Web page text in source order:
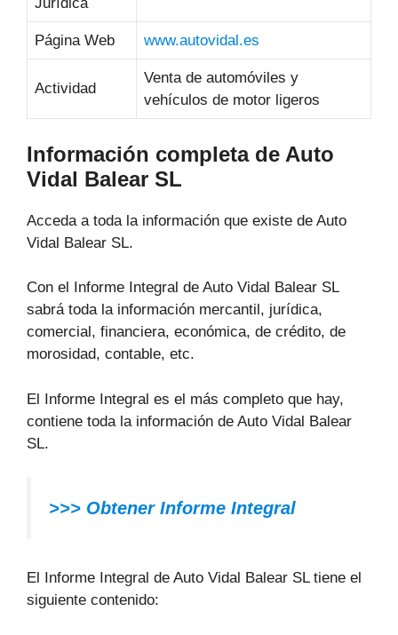
Página Web www.autovidal.es
Actividad
Venta de automóviles y
vehículos de motor ligeros
Información completa de Auto
Vidal Balear SL
Acceda a toda la información que existe de Auto
Vidal Balear SL.
Con el Informe Integral de Auto Vidal Balear SL
sabrá toda la información mercantil, jurídica,
comercial, financiera, económica, de crédito, de
morosidad, contable, etc.
El Informe Integral es el más completo que hay,
contiene toda la información de Auto Vidal Balear
SL.
>>> Obtener Informe Integral
El Informe Integral de Auto Vidal Balear SL tiene el
siguiente contenido: